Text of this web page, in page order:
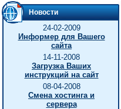
Новости
24-02-2009
Информер для Вашего
сайта
14-11-2008
Загрузка Ваших
инструкций на сайт
08-04-2008
Смена хостинга и
сервера